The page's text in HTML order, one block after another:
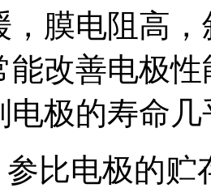
，膜电阻高
能改善电极
电极的寿命
电极的贮